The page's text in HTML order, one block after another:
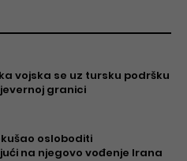
vojska se uz tursku podršku
granici
osloboditi
na njegovo vođenje Irana